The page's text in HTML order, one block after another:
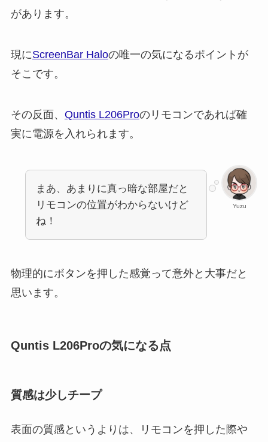
があります。
現にScreenBar Haloの唯一の気になるポイントが
そこです。
その反面、 Quntis L206Proのリモコンであれば確
実に電源を入れられます。
Yuzu
まあ、あまりに真っ暗な部屋だと
リモコンの位置がわからないけど
ね！
物理的にボタンを押した感覚って意外と大事だと
思います。
Quntis L206Proの気になる点
質感は少しチープ
表面の質感というよりは、リモコンを押した際や